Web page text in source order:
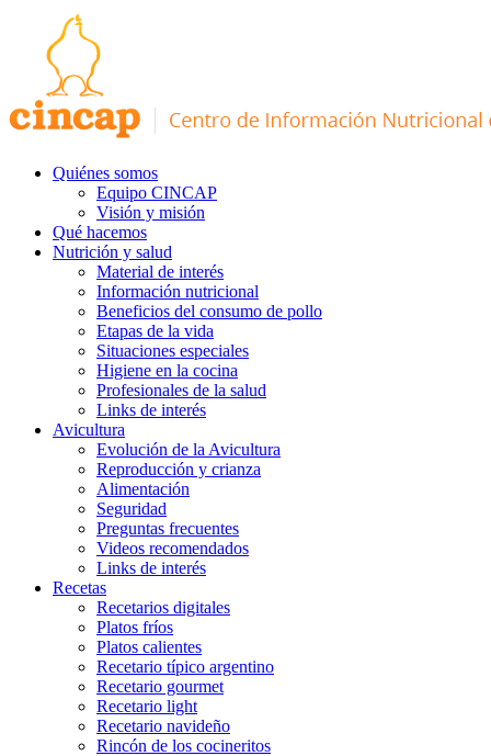
Quiénes somos
Equipo CINCAP
Visión y misión
Qué hacemos
Nutrición y salud
Material de interés
Información nutricional
Beneficios del consumo de pollo
Etapas de la vida
Situaciones especiales
Higiene en la cocina
Profesionales de la salud
Links de interés
Avicultura
Evolución de la Avicultura
Reproducción y crianza
Alimentación
Seguridad
Preguntas frecuentes
Videos recomendados
Links de interés
Recetas
Recetarios digitales
Platos fríos
Platos calientes
Recetario típico argentino
Recetario gourmet
Recetario light
Recetario navideño
Rincón de los cocineritos